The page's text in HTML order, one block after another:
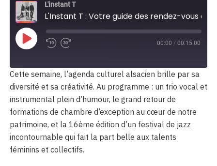
L'instant T
Play
Episode
00:00 / 00:15:00
Cette semaine, l’agenda culturel alsacien brille par sa
diversité et sa créativité. Au programme : un trio vocal et
instrumental plein d’humour, le grand retour de
formations de chambre d’exception au cœur de notre
patrimoine, et la 16ème édition d’un festival de jazz
incontournable qui fait la part belle aux talents
féminins et collectifs.